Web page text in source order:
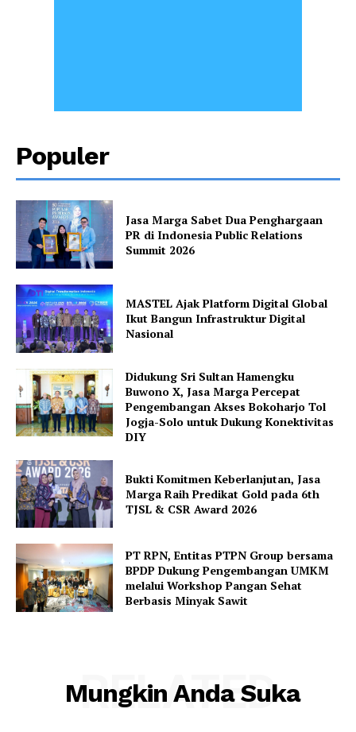
Populer
Jasa Marga Sabet Dua Penghargaan
PR di Indonesia Public Relations
Summit 2026
MASTEL Ajak Platform Digital Global
Ikut Bangun Infrastruktur Digital
Nasional
Didukung Sri Sultan Hamengku
Buwono X, Jasa Marga Percepat
Pengembangan Akses Bokoharjo Tol
Jogja-Solo untuk Dukung Konektivitas
DIY
Bukti Komitmen Keberlanjutan, Jasa
Marga Raih Predikat Gold pada 6th
TJSL & CSR Award 2026
PT RPN, Entitas PTPN Group bersama
BPDP Dukung Pengembangan UMKM
melalui Workshop Pangan Sehat
Berbasis Minyak Sawit
Mungkin Anda Suka
RELATED